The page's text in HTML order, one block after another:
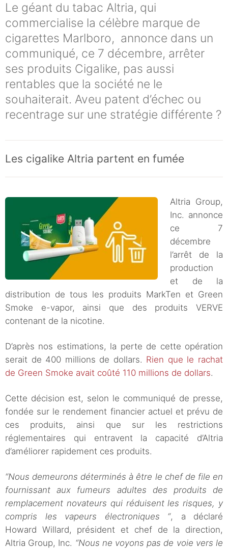
Le géant du tabac Altria, qui
commercialise la célèbre marque de
cigarettes Marlboro, annonce dans un
communiqué, ce 7 décembre, arrêter
ses produits Cigalike, pas aussi
rentables que la société ne le
souhaiterait. Aveu patent d’échec ou
recentrage sur une stratégie différente ?
Les cigalike Altria partent en fumée
Altria Group,
Inc. annonce
ce 7
décembre
l’arrêt de la
production
et de la
distribution de tous les produits MarkTen et Green
Smoke e-vapor, ainsi que des produits VERVE
contenant de la nicotine.
D’après nos estimations, la perte de cette opération
serait de 400 millions de dollars. Rien que le rachat
de Green Smoke avait coûté 110 millions de dollars.
Cette décision est, selon le communiqué de presse,
fondée sur le rendement financier actuel et prévu de
ces produits, ainsi que sur les restrictions
réglementaires qui entravent la capacité d’Altria
d’améliorer rapidement ces produits.
“Nous demeurons déterminés à être le chef de file en
fournissant aux fumeurs adultes des produits de
remplacement novateurs qui réduisent les risques, y
compris les vapeurs électroniques “, a déclaré
Howard Willard, président et chef de la direction,
Altria Group, Inc. “Nous ne voyons pas de voie vers le